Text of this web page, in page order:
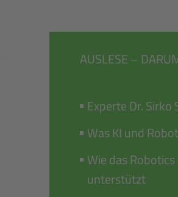
AUSLESE –
Experte Dr.
Was KI und
Wie das
unterstützt